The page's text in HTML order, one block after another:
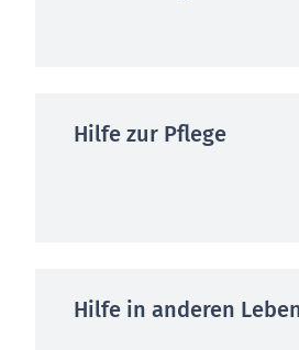
Hilfe zur Pflege
Hilfe in anderen